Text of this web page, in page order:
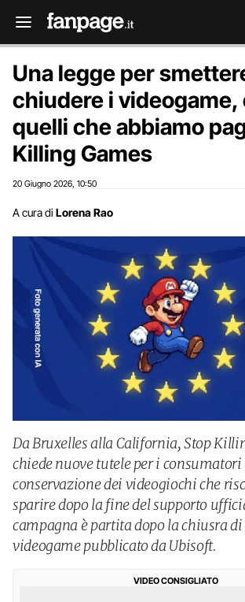
Una legge per
chiudere i videogame,
quelli che abbiamo
Killing Games
20 Giugno 2026 10:50
A cura di Lorena Rao
Da Bruxelles alla California, Stop
chiede nuove tutele per i consumatori
conservazione dei videogiochi che
sparire dopo la fine del supporto
campagna è partita dopo la chiusra
videogame pubblicato da Ubisoft.
VIDEO CONSIGLIATO